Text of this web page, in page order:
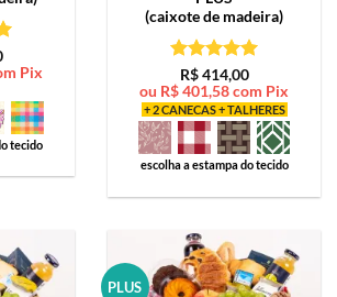
5
Pix
tecido
(caixote de madeira)
Avaliação5
de 5
R$414,00
ou R$401,58com Pix
+ 2 CANECAS + TALHERES
escolha a estampa do tecido
PLUS